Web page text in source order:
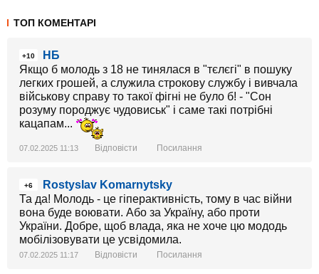
ТОП КОМЕНТАРІ
+10
НБ
Якщо б молодь з 18 не тинялася в "тєлєгі" в пошуку
легких грошей, а служила строкову службу і вивчала
військову справу то такої фігні не було б! - "Сон
розуму породжує чудовиськ" і саме такі потрібні
кацапам...
07.02.2025 11:13 Відповісти Посилання
+6
Rostyslav Komarnytsky
Та да! Молодь - це гіперактивність, тому в час війни
вона буде воювати. Або за Україну, або проти
України. Добре, щоб влада, яка не хоче цю мододь
мобілізовувати це усвідомила.
07.02.2025 11:17 Відповісти Посилання